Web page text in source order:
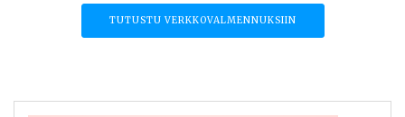
TUTUSTU VERKKOVALMENNUKSIIN